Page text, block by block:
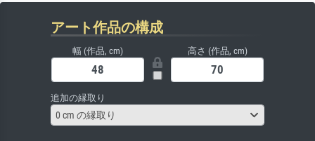
アート作品の構成
幅 (作品, cm) 高さ (作品, cm)
追加の縁取り
0 cm の縁取り